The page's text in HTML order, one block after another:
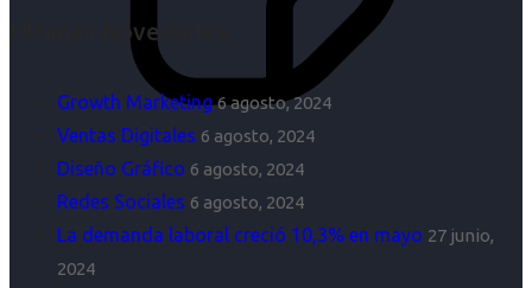
Últimas Novedades
Growth Marketing 6 agosto, 2024
Ventas Digitales 6 agosto, 2024
Diseño Gráfico 6 agosto, 2024
Redes Sociales 6 agosto, 2024
La demanda laboral creció 10,3% en mayo 27 junio,
2024